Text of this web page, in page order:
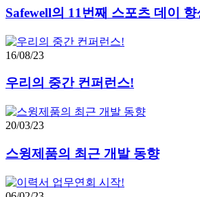
Safewell의 11번째 스포츠 데이 향
16/08/23
우리의 중간 컨퍼런스!
20/03/23
스윙제품의 최근 개발 동향